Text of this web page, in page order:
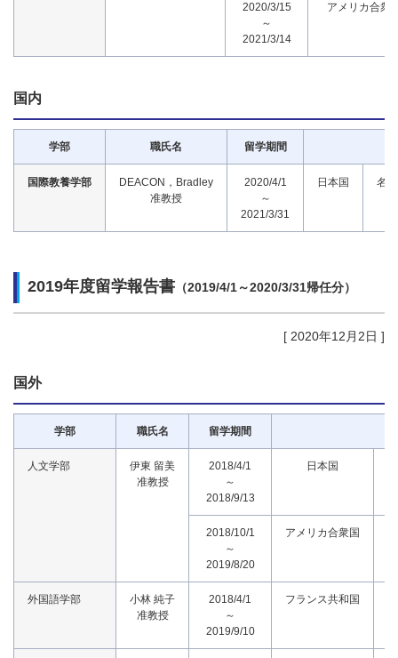
2020/3/15
～
2021/3/14
アメリカ合衆
国内
学部 職氏名 留学期間
国際教養学部
DEACON，Bradley
准教授
2020/4/1
～
2021/3/31
日本国 名
2019年度留学報告書 （2019/4/1～2020/3/31帰任分）
[ 2020年12月2日 ]
国外
学部 職氏名 留学期間
人文学部
伊東 留美
准教授
2018/4/1
～
2018/9/13
日本国
2018/10/1
～
2019/8/20
アメリカ合衆国
外国語学部
小林 純子
准教授
2018/4/1
～
2019/9/10
フランス共和国